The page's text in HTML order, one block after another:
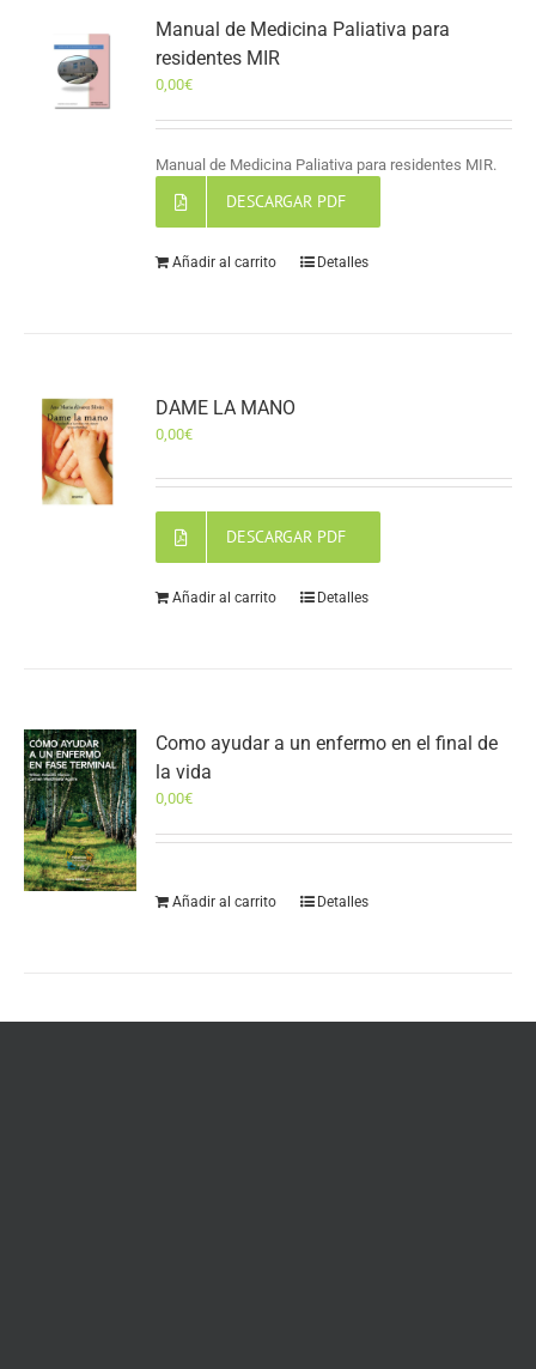
Manual de Medicina Paliativa para
residentes MIR
0,00€
Manual de Medicina Paliativa para residentes MIR.
DESCARGAR PDF
Añadir al carrito Detalles
DAME LA MANO
0,00€
DESCARGAR PDF
Añadir al carrito Detalles
Como ayudar a un enfermo en el final de
la vida
0,00€
Añadir al carrito Detalles